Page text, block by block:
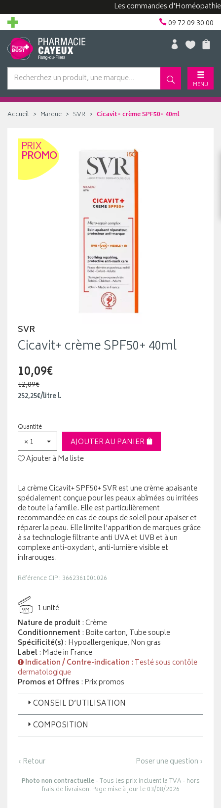
Les commandes d'Homéopathie
09 72 09 30 00
MENU
Accueil Marque SVR Cicavit+ crème SPF50+ 40ml
PRIX
PROMO
SVR
Cicavit+ crème SPF50+ 40ml
10,09€
12,09€
252,25€/litrel.
Quantité
× 1
AJOUTER AU PANIER
Ajouter à Ma liste
La crème Cicavit+ SPF50+ SVR est une crème apaisante
spécialement conçue pour les peaux abîmées ou irritées
de toute la famille. Elle est particulièrement
recommandée en cas de coups de soleil pour apaiser et
réparer la peau. Elle limite l'apparition de marques grâce
à sa technologie filtrante anti UVA et UVB et à un
complexe anti-oxydant, anti-lumière visible et
infrarouges.
Référence CIP : 3662361001026
9M
1 unité
Nature de produit : Crème
Conditionnement : Boite carton, Tube souple
Spécificité(s): Hypoallergenique, Non gras
Label: Made in France
Indication / Contre-indication : Testé sous contôle
dermatologique
Promos et Offres : Prix promos
CONSEIL D’UTILISATION
COMPOSITION
‹ Retour Poser une question ›
Photo non contractuelle- Tous les prix incluent la TVA - hors
frais de livraison. Page mise à jour le 03/08/2026